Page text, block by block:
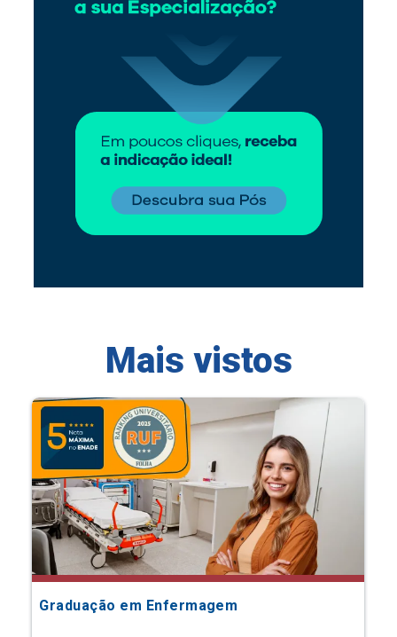
Mais vistos
Graduação em Enfermagem